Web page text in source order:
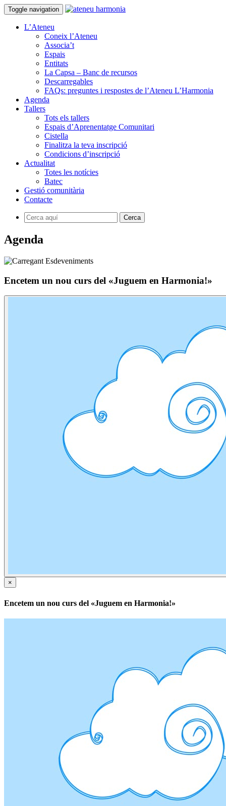
Toggle navigation
L’Ateneu
Coneix l’Ateneu
Associa’t
Espais
Entitats
La Capsa – Banc de recursos
Descarregables
FAQs: preguntes i respostes de l’Ateneu L’Harmonia
Agenda
Tallers
Tots els tallers
Espais d’Aprenentatge Comunitari
Cistella
Finalitza la teva inscripció
Condicions d’inscripció
Actualitat
Totes les notícies
Batec
Gestió comunitària
Contacte
Agenda
Encetem un nou curs del «Juguem en Harmonia!»
×
Encetem un nou curs del «Juguem en Harmonia!»